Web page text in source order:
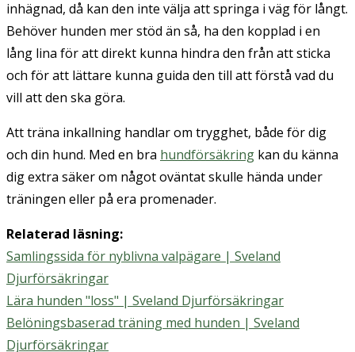
inhägnad, då kan den inte välja att springa i väg för långt.
Behöver hunden mer stöd än så, ha den kopplad i en
lång lina för att direkt kunna hindra den från att sticka
och för att lättare kunna guida den till att förstå vad du
vill att den ska göra.
Att träna inkallning handlar om trygghet, både för dig
och din hund. Med en bra hundförsäkring kan du känna
dig extra säker om något oväntat skulle hända under
träningen eller på era promenader.
Relaterad läsning:
Samlingssida för nyblivna valpägare | Sveland
Djurförsäkringar
Lära hunden "loss" | Sveland Djurförsäkringar
Belöningsbaserad träning med hunden | Sveland
Djurförsäkringar